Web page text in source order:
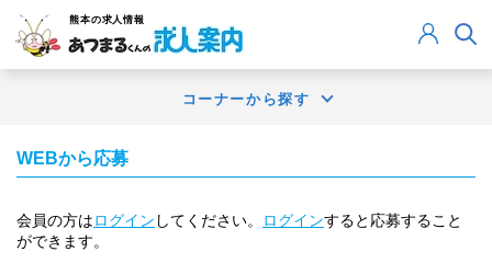
熊本の求人情報
コーナーから探す
WEBから応募
会員の方はログイン してください。 ログインすると応募すること
ができます。